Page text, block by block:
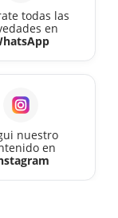
agosto
2026
todas las
en
nuestro
en